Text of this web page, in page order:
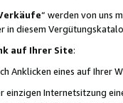
“ werden von uns
in diesem
auf Ihrer Site:
Anklicken eines auf Ihrer
Internetsitzung